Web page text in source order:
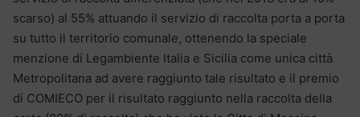
scarso) al 55% attuando il servizio di raccolta porta a porta
su tutto il territorio comunale, ottenendo la speciale
menzione di Legambiente Italia e Sicilia come unica città
Metropolitana ad avere raggiunto tale risultato e il premio
di COMIECO per il risultato raggiunto nella raccolta della